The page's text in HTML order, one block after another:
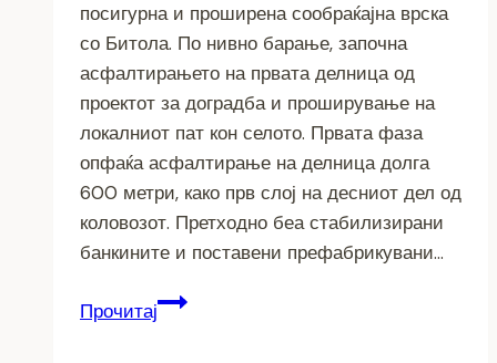
посигурна и проширена сообраќајна врска
со Битола. По нивно барање, започна
асфалтирањето на првата делница од
проектот за доградба и проширување на
локалниот пат кон селото. Првата фаза
опфаќа асфалтирање на делница долга
600 метри, како прв слој на десниот дел од
коловозот. Претходно беа стабилизирани
банкините и поставени префабрикувани…
ПрочитајПо